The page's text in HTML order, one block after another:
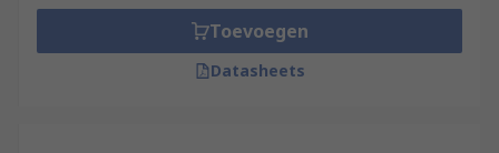
Toevoegen
Datasheets